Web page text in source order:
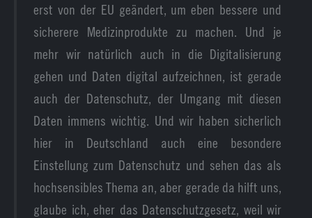
erst von der EU geändert, um eben bessere und
sicherere Medizinprodukte zu machen. Und je
mehr wir natürlich auch in die Digitalisierung
gehen und Daten digital aufzeichnen, ist gerade
auch der Datenschutz, der Umgang mit diesen
Daten immens wichtig. Und wir haben sicherlich
hier in Deutschland auch eine besondere
Einstellung zum Datenschutz und sehen das als
hochsensibles Thema an, aber gerade da hilft uns,
glaube ich, eher das Datenschutzgesetz, weil wir